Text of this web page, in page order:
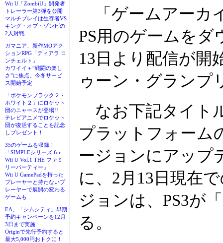
Wii U「ZombiU」開発者
トレーラー第3弾を公開
マルチプレイは生存者VS
キング・オブ・ゾンビの
2人対戦
ガマニア、新作MOアク
ションRPG「ティアラ コ
ンチェルト」
カワイイ＋“戦闘の楽し
さ”に焦点。今冬サービ
ス開始予定
「ポケモンブラック２・
ホワイト２」にロケット
団のニャースが登場!!
テレビアニメでロケット
団が復活することを記念
しプレゼント！
35のゲームを収録！
「SIMPLEシリーズ for
Wii U Vol.1 THE ファミ
リーパーティー」
Wii U GamePadを持った
プレーヤーと持たないプ
レーヤーで展開の変わる
ゲームも
EA、「シムシティ」早期
予約キャンペーンを12月
3日まで実施
Originで先行予約すると
最大5,000円おトクに！
「ゲームアーカ
PS用のゲームを
13日より配信が開
ゥーン・グランプ
なお下記タイト
プラットフォーム
ージョンにアップ
に、2月13日現在
ジョンは、PS3が
る。